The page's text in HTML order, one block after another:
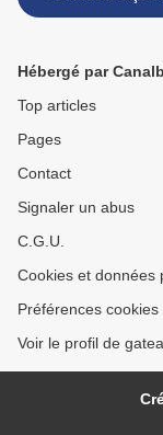
Hébergé par
Top articles
Pages
Contact
Signaler un abus
C.G.U.
Cookies et données
Préférences cookies
Voir le profil de